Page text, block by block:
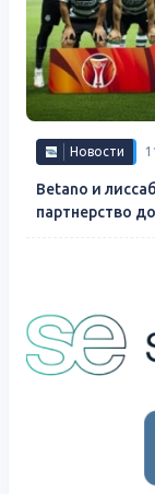
Новости
Betano и
партнерство